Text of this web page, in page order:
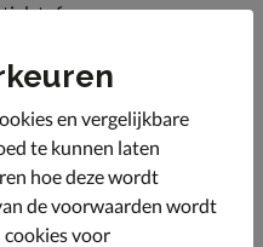
alles makkelijk te
print geeft het
te dragen met het
tasje zijn: 12x23x4 cm.
en vergelijkbare
te kunnen laten
hoe deze wordt
de voorwaarden wordt
cookies voor